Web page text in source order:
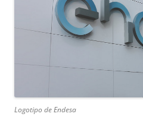
Logotipo de Endesa